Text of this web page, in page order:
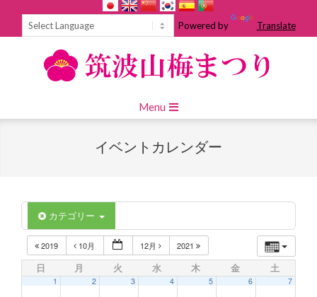
Powered by Translate
Navigation
Menu
イベントカレンダー
カテゴリー
2019 10月 12月 2021
日 月 火 水 木 金 土
1 2 3 4 5 6 7